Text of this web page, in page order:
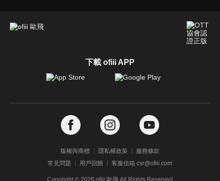
下載 ofiii APP
版權與商標 隱私權政策
服務條款
常見問題
用戶回饋 客服信箱 csr@ofiii.com
Copyright © 2026 ofiii 歐飛 All Rights Reserved